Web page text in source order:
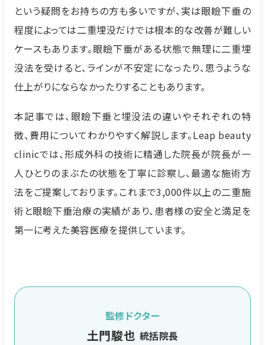
という疑問をお持ちの方も多いですが、実は眼瞼下垂の
程度によっては二重埋没だけでは根本的な改善が難しい
ケースもあります。眼瞼下垂がある状態で無理に二重埋
没法を受けると、ラインが不安定になったり、思うような
仕上がりにならなかったりすることもあります。
本記事では、眼瞼下垂と埋没法の違いやそれぞれの特
徴、費用についてわかりやすく解説します。Leap beauty
clinicでは、形成外科の技術に精通した院長が院長が一
人ひとりのまぶたの状態を丁寧に診察し、最適な施術方
法をご提案しております。これまで3,000件以上の二重施
術と眼瞼下垂治療の実績があり、患者様の安全と満足を
第一に考えた美容医療を提供しています。
監修ドクター
土門駿也 統括院長